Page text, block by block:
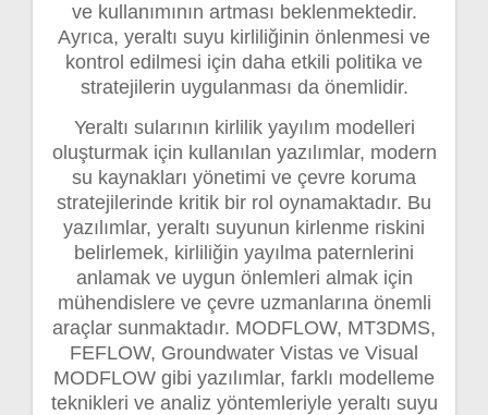
ve kullanımının artması beklenmektedir.
Ayrıca, yeraltı suyu kirliliğinin önlenmesi ve
kontrol edilmesi için daha etkili politika ve
stratejilerin uygulanması da önemlidir.
Yeraltı sularının kirlilik yayılım modelleri
oluşturmak için kullanılan yazılımlar, modern
su kaynakları yönetimi ve çevre koruma
stratejilerinde kritik bir rol oynamaktadır. Bu
yazılımlar, yeraltı suyunun kirlenme riskini
belirlemek, kirliliğin yayılma paternlerini
anlamak ve uygun önlemleri almak için
mühendislere ve çevre uzmanlarına önemli
araçlar sunmaktadır. MODFLOW, MT3DMS,
FEFLOW, Groundwater Vistas ve Visual
MODFLOW gibi yazılımlar, farklı modelleme
teknikleri ve analiz yöntemleriyle yeraltı suyu